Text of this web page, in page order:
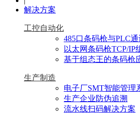
解决方案
工控自动化
485口条码枪与PLC
以太网条码枪TCP/IP
基于组态王的条码枪
生产制造
电子厂SMT智能管理
生产企业防伪追溯
流水线扫码解决方案